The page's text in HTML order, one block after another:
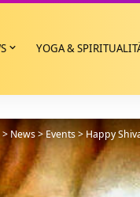
YOGA &
> News> Events>Happy